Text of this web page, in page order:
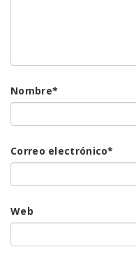
Nombre*
Correo electrónico*
Web